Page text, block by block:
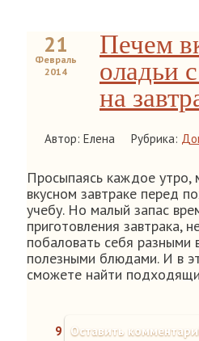
21
Февраль
2014
Печем
оладьи
на
Автор: Елена Рубрика:
Просыпаясь каждое утро,
вкусном завтраке перед
учебу. Но малый запас
приготовления завтрака,
побаловать себя разными
полезными блюдами. И в
сможете найти
9 Оставить